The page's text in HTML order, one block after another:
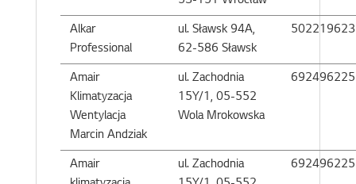
Alkar
Professional
ul. Sławsk 94A,
62-586 Sławsk
502219623
Amair
Klimatyzacja
Wentylacja
Marcin Andziak
ul. Zachodnia
15Y/1, 05-552
Wola Mrokowska
692496225
Amair
ul. Zachodnia
692496225